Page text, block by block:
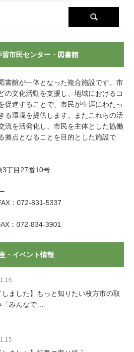
習市民センター・図書館
書館が一体となった複合施設です。市
の文化活動を支援し、地域におけるコ
促進することで、市民が生涯にわたっ
る環境を提供します。またこれらの活
流を活発化し、市民を主体とした協働
拠点となることを目的とした施設で
3丁目27番10号
：072-831-5337
：072-834-3901
・イベント情報
しました】もっと知りたい枚方市の取
「みんなで…